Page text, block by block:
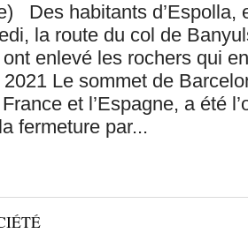
Des habitants d’Espolla,
la route du col de
enlevé les rochers qui
Le sommet de
et l’Espagne, a été
fermeture par...